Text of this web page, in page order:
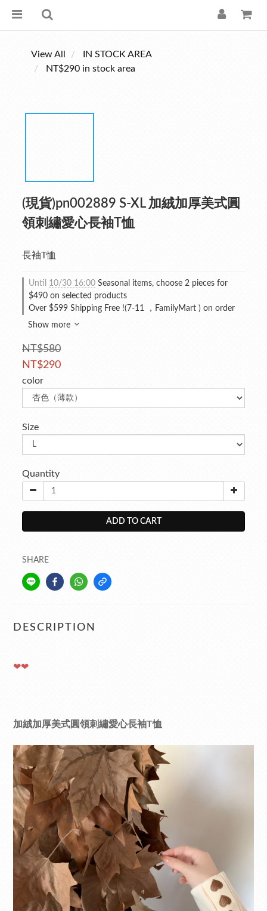
View All
IN STOCK AREA
NT$290 in stock area
(現貨)pn002889 S-XL 加絨加厚美式圓
領刺繡愛心長袖T恤
長袖T恤
Until 10/30 16:00 Seasonal items, choose 2 pieces for
$490 on selected products
Over $599 Shipping Free !(7-11 ，FamilyMart ) on order
Show more
NT$580
NT$290
color
Size
Quantity
ADD TO CART
SHARE
DESCRIPTION
❤❤
加絨加厚美式圓領刺繡愛心長袖T恤